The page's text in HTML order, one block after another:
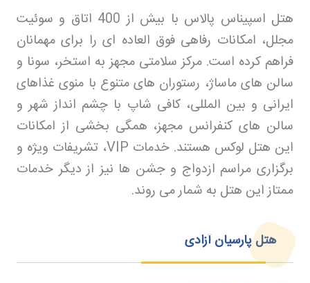
هتل اسپیناس پالاس با بیش از 400 اتاق و سوئیت
مجلل، امکانات رفاهی فوق العاده ای را برای مهمانان
فراهم کرده است. مرکز سلامتی مجهز به استخر، سونا و
سالن های ماساژ، رستوران های متنوع با منوی غذاهای
ایرانی و بین المللی، کافی شاپ با چشم انداز شهر و
سالن های کنفرانس مجهز، همگی بخشی از امکانات
این هتل لوکس هستند. خدمات
، تشریفات ویژه و
برگزاری مراسم ازدواج و جشن ها نیز از دیگر خدمات
ممتاز این هتل به شمار می روند.
هتل پارسیان آزادی